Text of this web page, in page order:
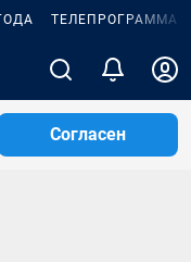
ТЕЛЕПРОГРАММА
Согласен